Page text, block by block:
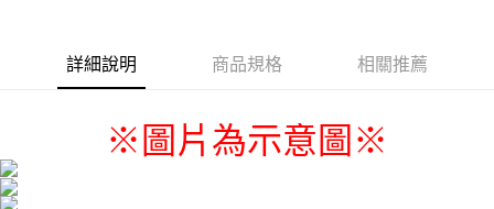
7-11取貨付款
付款後7-11取貨
詳細說明 商品規格 相關推薦
※圖片為示意圖 ※